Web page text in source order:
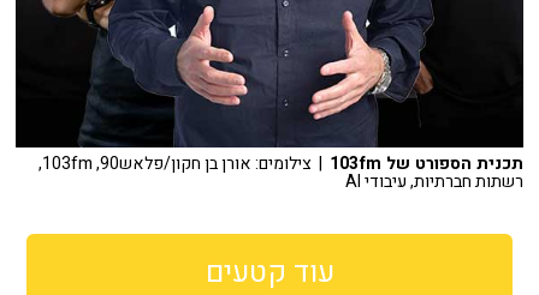
תכנית הספורט של 103fm | צילומים: אורן בן חקון/פלאש90, 103fm,
רשתות חברתיות, עיבודי AI
עוד קטעים